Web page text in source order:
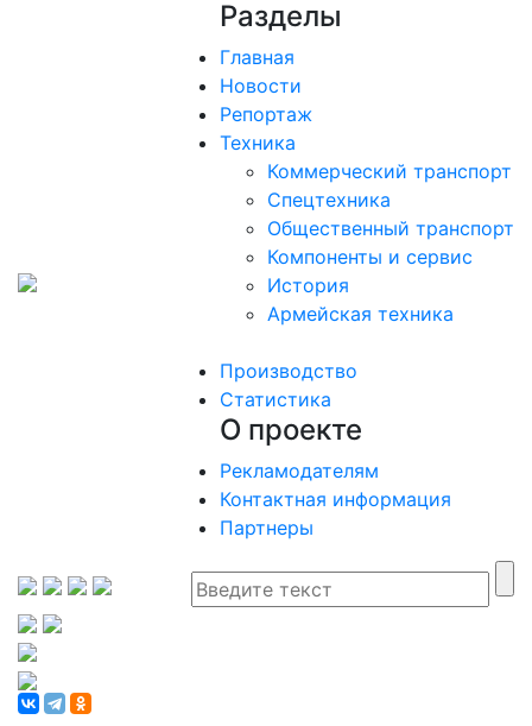
Разделы
Главная
Новости
Репортаж
Техника
Коммерческий транспорт
Спецтехника
Общественный транспорт
Компоненты и сервис
История
Армейская техника
Производство
Статистика
О проекте
Рекламодателям
Контактная информация
Партнеры